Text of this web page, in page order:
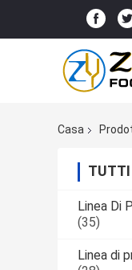
Casa
TUTTI
Linea Di
(35)
Linea di